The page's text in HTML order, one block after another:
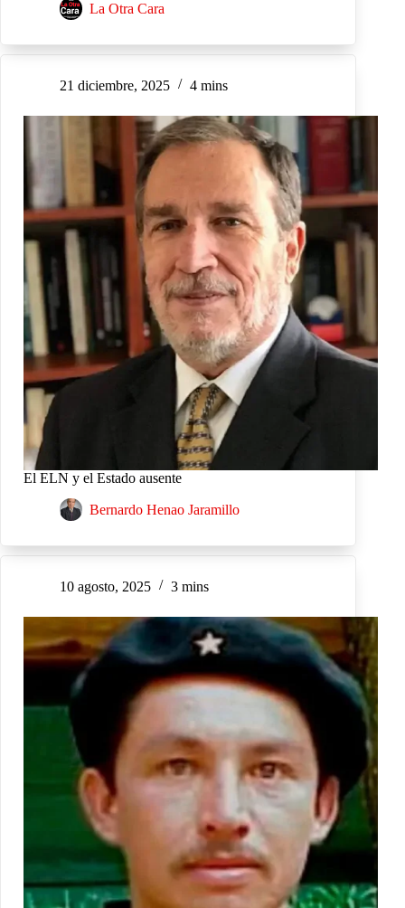
La Otra Cara
21 diciembre, 2025 4 mins
El ELN y el Estado ausente
Bernardo Henao Jaramillo
10 agosto, 2025 3 mins